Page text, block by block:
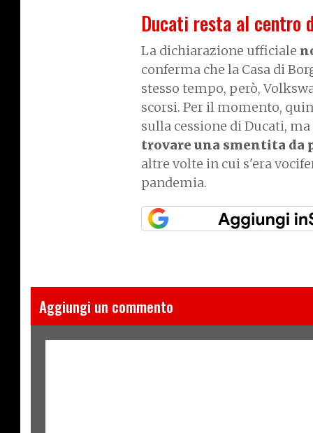
Ducati resta al centro
La dichiarazione ufficiale
conferma che la Casa di
stesso tempo, però,
scorsi. Per il momento,
sulla cessione di Ducati,
trovare una smentita da
altre volte in cui s'era
pandemia.
Aggiungi un commento